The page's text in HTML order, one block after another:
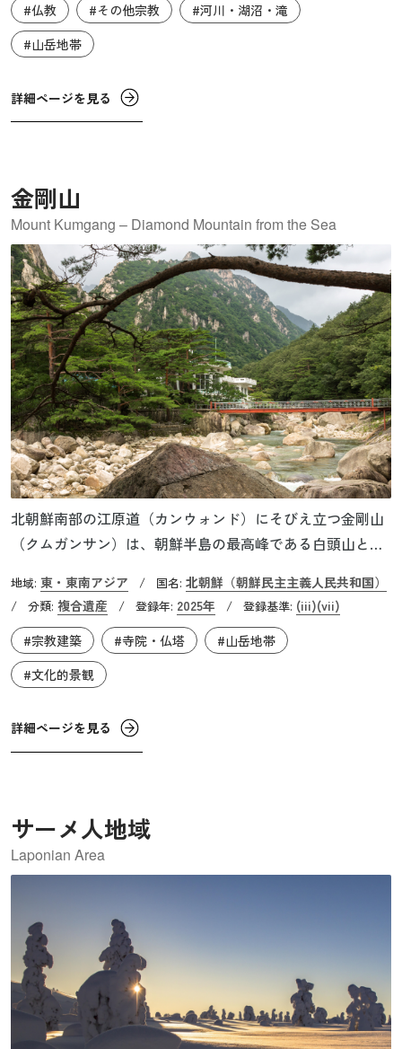
帝がこの地で仙人になったという伝説にちなんで、唐の玄
宗が黄山と改名されました。以来、道教及び仏教の聖地と
して崇められ、数世紀にわたって多くの寺院が建てられま
した。16世紀以降、詩人や画家たちが黄山を題材に優れた
作品を残し、中国の芸術・文化史においても重要な山とな
#仏教
#その他宗教
#河川・湖沼・滝
#山岳地帯
詳細ページを見る
金剛山
Mount Kumgang – Diamond Mountain from the Sea
北朝鮮南部の江原道（カンウォンド）にそびえ立つ金剛山
（クムガンサン）は、朝鮮半島の最高峰である白頭山と並
の「内金剛（ネグムガン）」と「外金剛（ウェグムガ
ン）」、海岸部に位置する「海金剛（ヘグムガン）」に分
けられます。金剛山は、氷河の浸食作用によって形成され
た鋭い峰や深い谷、奇岩などが織りなす複雑な地形が特徴
です。また、自然環境も非常に多様で、標高や地形の違い
によって様々な植生帯が形成されています。さらに山中を
流れる多数の滝は、冬には凍結して幻想的な氷瀑となりま
地域: 東・東南アジア / 国名: 北朝鮮（朝鮮民主主義人民共和国）
/ 分類: 複合遺産 / 登録年: 2025年 / 登録基準: (iii)(vii)
#宗教建築
#寺院・仏塔
#山岳地帯
#文化的景観
詳細ページを見る
サーメ人地域
Laponian Area